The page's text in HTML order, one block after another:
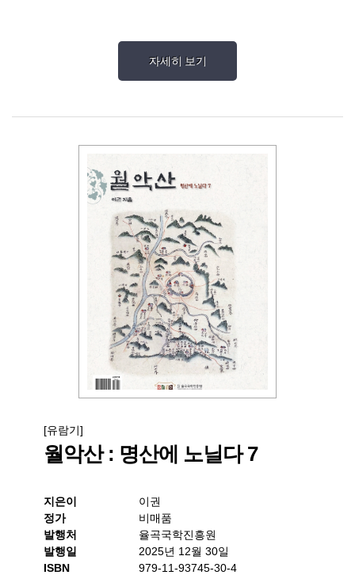
자세히 보기
[유람기]
월악산 : 명산에 노닐다 7
지은이
이권
정가
비매품
발행처
율곡국학진흥원
발행일
2025년 12월 30일
ISBN
979-11-93745-30-4